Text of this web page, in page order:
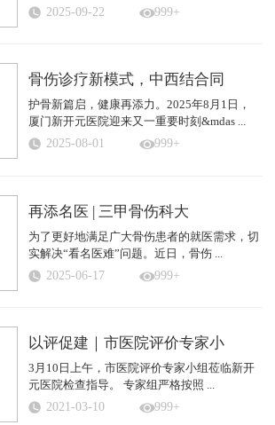
2025-09-22 999+
骨伤诊疗新模式，中西结合同
护骨新篇启，健康再添力。2025年8月1日，
厦门新开元医院迎来又一重要时刻&mdas ...
2025-08-01 999+
再添名医 | 三甲骨伤科大
为了更好地满足广大骨伤患者的就医需求，切
实解决“看名医难”问题。近日，骨伤 ...
2025-06-17 999+
以评促建｜市医院评价专家小
3月10日上午，市医院评价专家小组莅临新开
元医院检查指导。 专家组严格按照 ...
2021-03-10 999+